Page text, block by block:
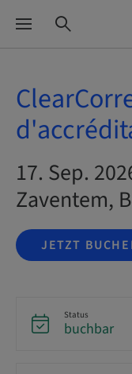
17. Sep.
Zaventem,
JETZT
Status
buchbar